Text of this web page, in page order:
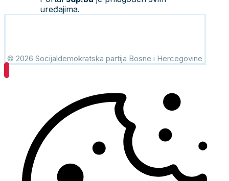
uređajima.
© 2026 Socijaldemokratska partija Bosne i Hercegovine